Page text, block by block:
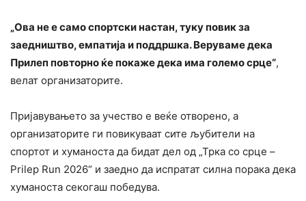
„Ова не е само спортски настан, туку повик за
заедништво, емпатија и поддршка. Веруваме дека
Прилеп повторно ќе покаже дека има големо срце“,
велат организаторите.
Пријавувањето за учество е веќе отворено, а
организаторите ги повикуваат сите љубители на
спортот и хуманоста да бидат дел од „Трка со срце –
Prilep Run 2026“ и заедно да испратат силна порака дека
хуманоста секогаш победува.